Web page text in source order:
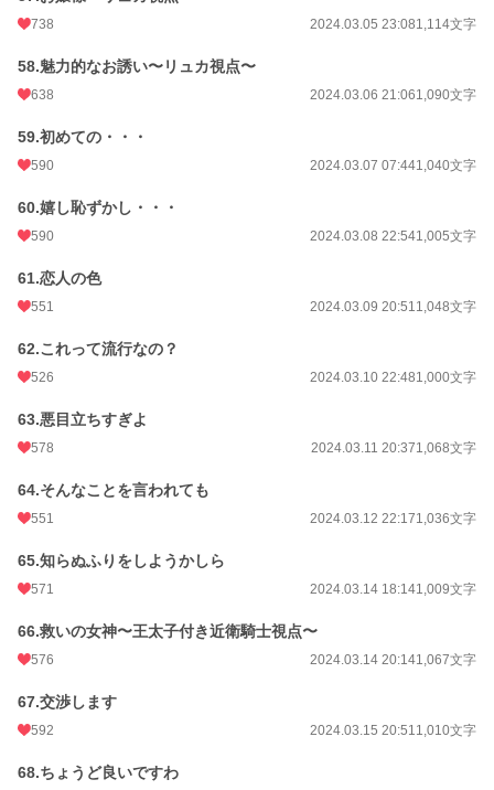
738 2024.03.05 23:081,114文字
58.魅力的なお誘い〜リュカ視点〜
638 2024.03.06 21:061,090文字
59.初めての・・・
590 2024.03.07 07:441,040文字
60.嬉し恥ずかし・・・
590 2024.03.08 22:541,005文字
61.恋人の色
551 2024.03.09 20:511,048文字
62.これって流行なの？
526 2024.03.10 22:481,000文字
63.悪目立ちすぎよ
578 2024.03.11 20:371,068文字
64.そんなことを言われても
551 2024.03.12 22:171,036文字
65.知らぬふりをしようかしら
571 2024.03.14 18:141,009文字
66.救いの女神〜王太子付き近衛騎士視点〜
576 2024.03.14 20:141,067文字
67.交渉します
592 2024.03.15 20:511,010文字
68.ちょうど良いですわ